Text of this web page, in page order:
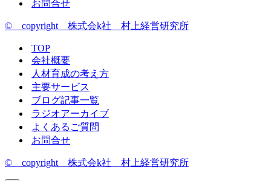
お問合せ
© copyright 株式会k社 村上経営研究所
TOP
会社概要
人材育成の考え方
主要サービス
ブログ記事一覧
ラジオアーカイブ
よくあるご質問
お問合せ
© copyright 株式会k社 村上経営研究所